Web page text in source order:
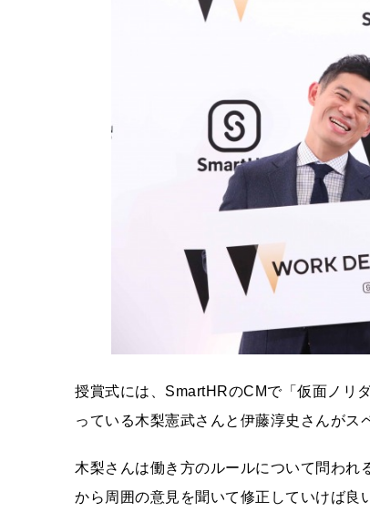
授賞式には、SmartHRのCMで「仮面ノリ
っている木梨憲武さんと伊藤淳史さんがス
木梨さんは働き方のルールについて問われ
から周囲の意見を聞いて修正していけば良